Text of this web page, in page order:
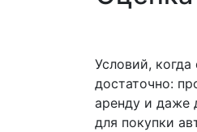
Условий,
достаточно:
аренду и даже
для покупки